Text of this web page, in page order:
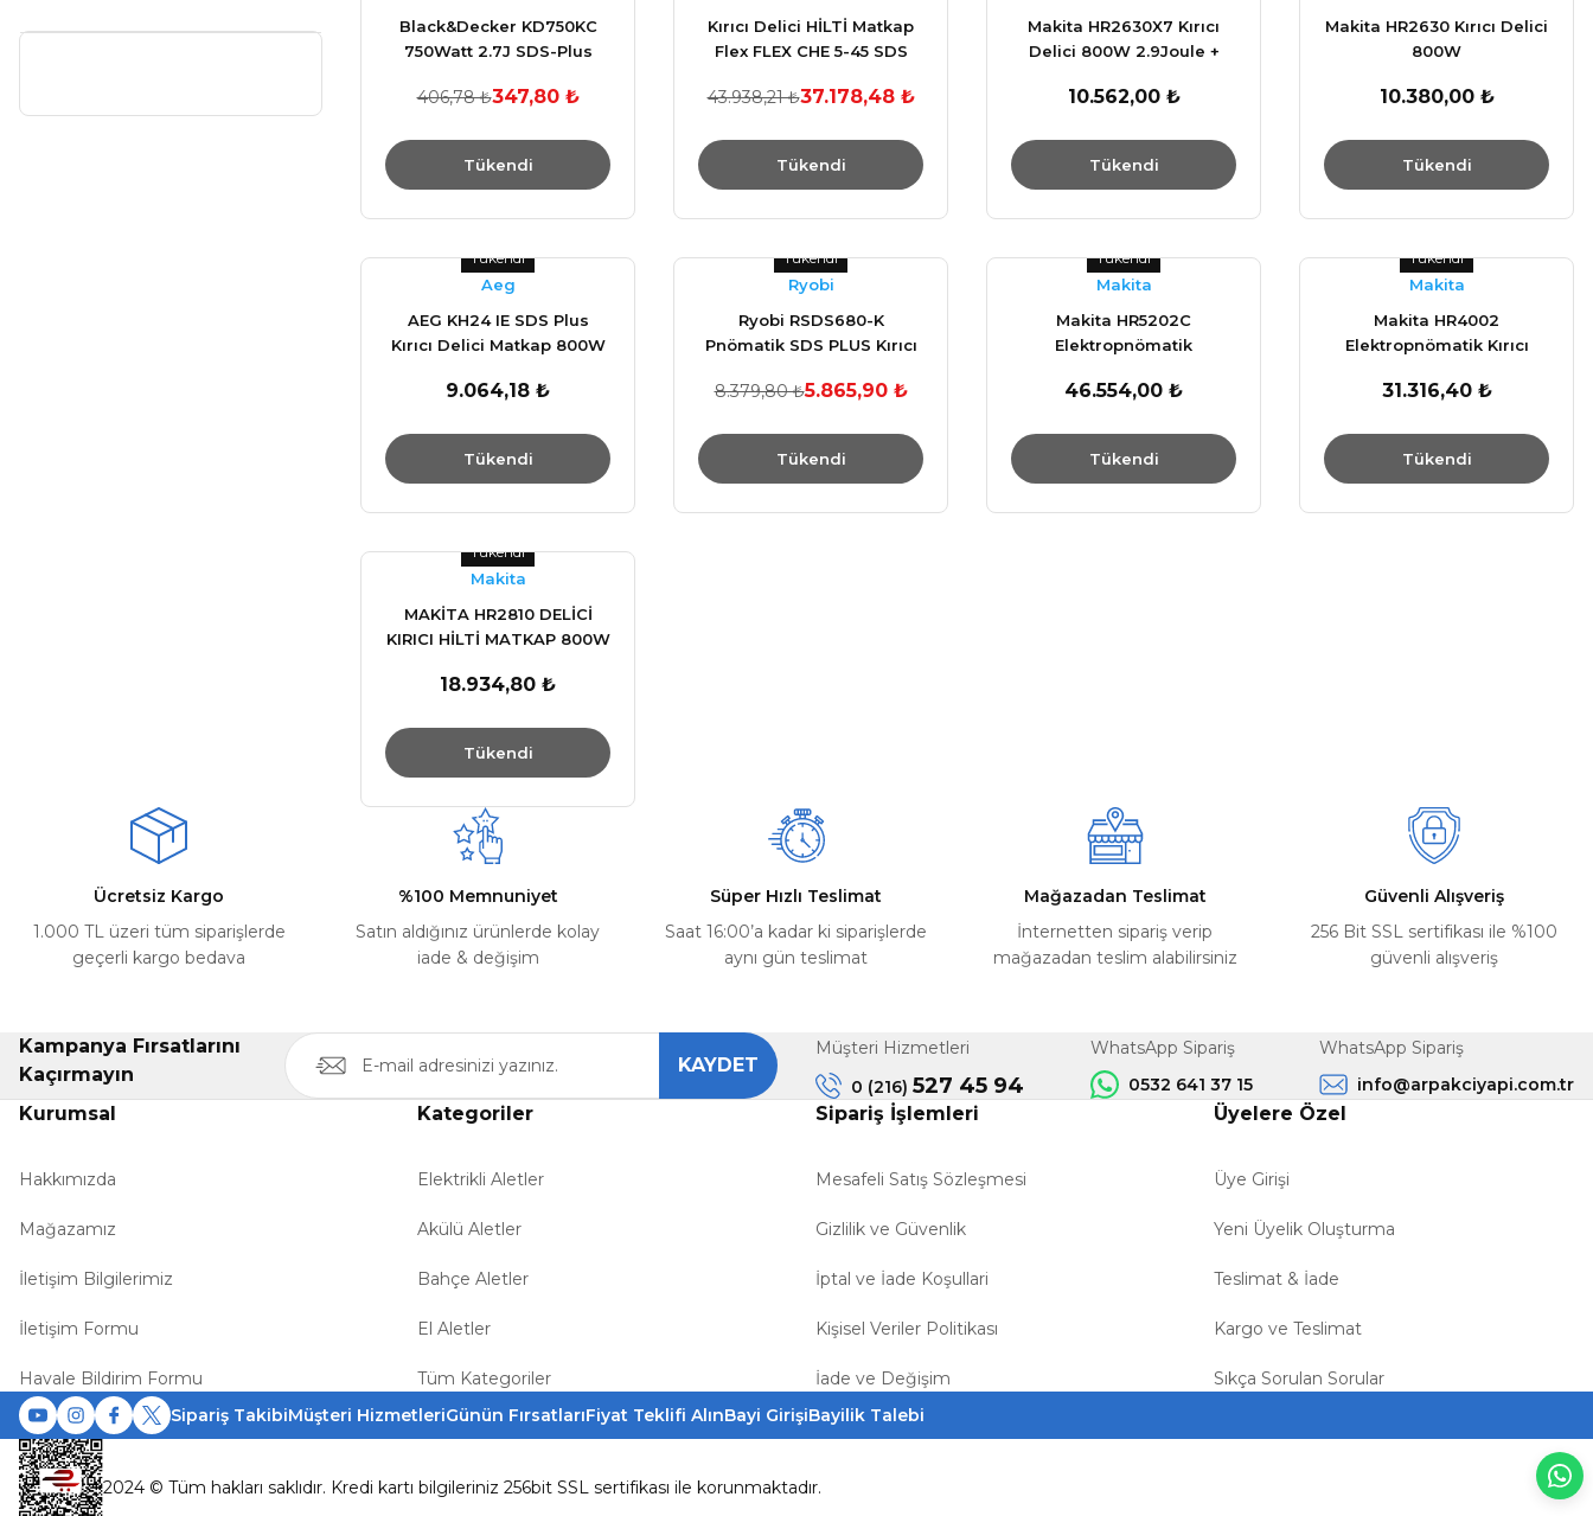
Black&Decker KD750KC
750Watt 2.7J SDS-Plus
406,78 ₺347,80 ₺
Tükendi
Kırıcı Delici HİLTİ Matkap
Flex FLEX CHE 5-45 SDS
43.938,21 ₺37.178,48 ₺
Tükendi
Makita HR2630X7 Kırıcı
Delici 800W 2.9Joule +
10.562,00 ₺
Tükendi
Makita HR2630 Kırıcı Delici
800W
10.380,00 ₺
Tükendi
Tükendi
Aeg
AEG KH24 IE SDS Plus
Kırıcı Delici Matkap 800W
9.064,18 ₺
Tükendi
Tükendi
Ryobi
Ryobi RSDS680-K
Pnömatik SDS PLUS Kırıcı
8.379,80 ₺5.865,90 ₺
Tükendi
Tükendi
Makita
Makita HR5202C
Elektropnömatik
Joule
46.554,00 ₺
Tükendi
Tükendi
Makita
Makita HR4002
Elektropnömatik Kırıcı
31.316,40 ₺
Tükendi
Tükendi
Makita
MAKİTA HR2810 DELİCİ
KIRICI HİLTİ MATKAP 800W
18.934,80 ₺
Tükendi
Ücretsiz Kargo
1.000 TL üzeri tüm siparişlerde
geçerli kargo bedava
%100 Memnuniyet
Satın aldığınız ürünlerde kolay
iade & değişim
Süper Hızlı Teslimat
Saat 16:00’a kadar ki siparişlerde
aynı gün teslimat
Mağazadan Teslimat
İnternetten sipariş verip
mağazadan teslim alabilirsiniz
Güvenli Alışveriş
256 Bit SSL sertifikası ile %100
güvenli alışveriş
Kampanya Fırsatlarını
Kaçırmayın
KAYDET
Müşteri Hizmetleri
0 (216) 527 45 94
WhatsApp Sipariş
0532 641 37 15
WhatsApp Sipariş
info@arpakciyapi.com.tr
Kurumsal
Hakkımızda
Mağazamız
İletişim Bilgilerimiz
İletişim Formu
Havale Bildirim Formu
Kategoriler
Elektrikli Aletler
Akülü Aletler
Bahçe Aletler
El Aletler
Tüm Kategoriler
Sipariş İşlemleri
Mesafeli Satış Sözleşmesi
Gizlilik ve Güvenlik
İptal ve İade Koşullari
Kişisel Veriler Politikası
İade ve Değişim
Üyelere Özel
Üye Girişi
Yeni Üyelik Oluşturma
Teslimat & İade
Kargo ve Teslimat
Sıkça Sorulan Sorular
Sipariş TakibiMüşteri HizmetleriGünün FırsatlarıFiyat Teklifi AlınBayi GirişiBayilik Talebi
2024 © Tüm hakları saklıdır. Kredi kartı bilgileriniz 256bit SSL sertifikası ile korunmaktadır.